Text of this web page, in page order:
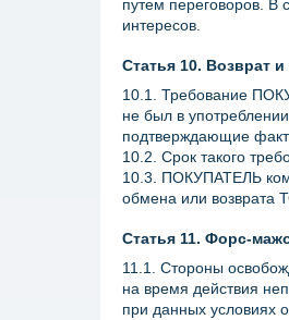
путем переговоров. В
интересов.
Статья 10. Возврат
10.1. Требование
не был в
подтверждающие факт
10.2. Срок такого
10.3. ПОКУПАТЕЛЬ
обмена или возврата
Статья 11. Форс-
11.1. Стороны
на время действия
при данных условиях